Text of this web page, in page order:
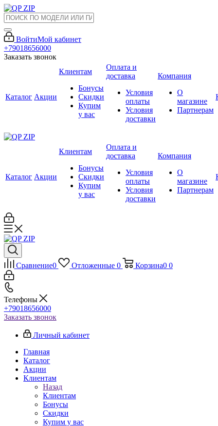
ВойтиМой кабинет
+79018656000
Заказать звонок
Каталог Акции
Клиентам
Бонусы
Скидки
Купим
у вас
Оплата и
доставка
Условия
оплаты
Условия
доставки
Компания
О
магазине
Партнерам
Каталог Акции
Клиентам
Бонусы
Скидки
Купим
у вас
Оплата и
доставка
Условия
оплаты
Условия
доставки
Компания
О
магазине
Партнерам
Сравнение0 Отложенные 0 Корзина0 0
Телефоны
+79018656000
Заказать звонок
Личный кабинет
Главная
Каталог
Акции
Клиентам
Назад
Клиентам
Бонусы
Скидки
Купим у вас